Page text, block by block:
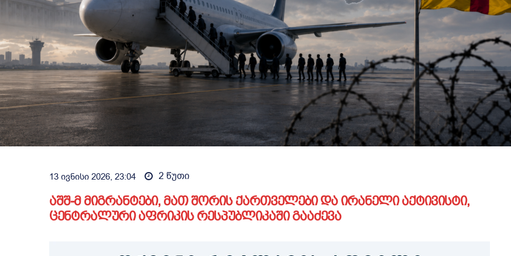
13 ივნისი 2026, 23:04 2 წუთი
აშშ-მ მიგრანტები, მათ შორის ქართველები და ირანელი აქტივისტი,
ცენტრალური აფრიკის რესპუბლიკაში გააძევა